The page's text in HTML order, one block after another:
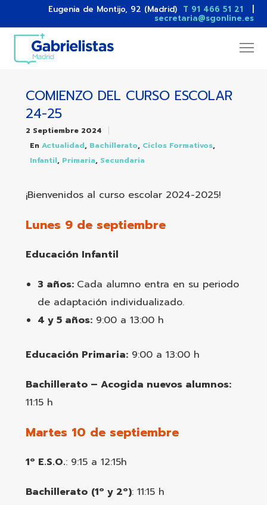
Eugenia de Montijo, 92 (Madrid) T 91 466 51 21
secretaria@sgonline.es
COMIENZO DEL CURSO ESCOLAR
24-25
2 Septiembre 2024
EnActualidad, Bachillerato, Ciclos Formativos,
Infantil, Primaria, Secundaria
¡Bienvenidos al curso escolar 2024-2025!
Lunes 9 de septiembre
Educación Infantil
3 años: Cada alumno entra en su periodo
de adaptación individualizado.
4 y 5 años:9:00 a 13:00 h
Educación Primaria:9:00 a 13:00 h
Bachillerato – Acogida nuevos alumnos:
11:15 h
Martes 10 de septiembre
1º E.S.O.: 9:15 a 12:15h
Bachillerato (1º y 2º): 11:15 h